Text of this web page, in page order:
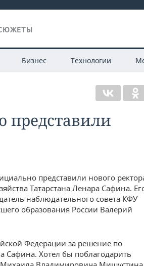
Бизнес Технологии
представили
представили нового
Татарстана Ленара Сафина.
наблюдательного совета КФУ
образования России Валерий
Федерации за решение по
Сафина. Хотел бы поблагодарить